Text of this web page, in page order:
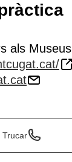
als Museus
Trucar